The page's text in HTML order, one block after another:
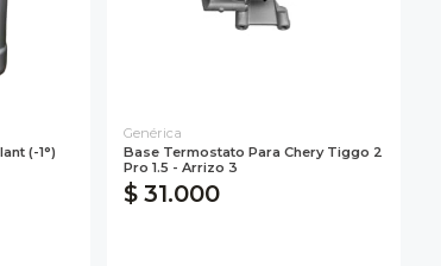
(-1°)
Genérica
Base Termostato Para Chery Tiggo 2
Pro 1.5 - Arrizo 3
$ 31.000